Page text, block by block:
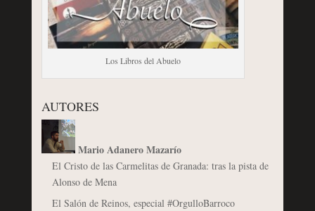
Los Libros del Abuelo
AUTORES
Mario Adanero Mazarío
El Cristo de las Carmelitas de Granada: tras la pista de
Alonso de Mena
El Salón de Reinos, especial #OrgulloBarroco